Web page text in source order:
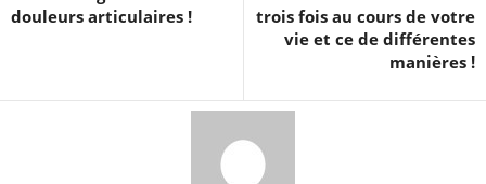
douleurs articulaires !
trois fois au cours de votre
vie et ce de différentes
manières !